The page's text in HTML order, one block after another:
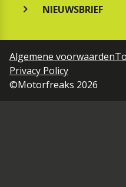
NIEUWSBRIEF
Algemene voorwaarden
Privacy Policy
©Motorfreaks 2026